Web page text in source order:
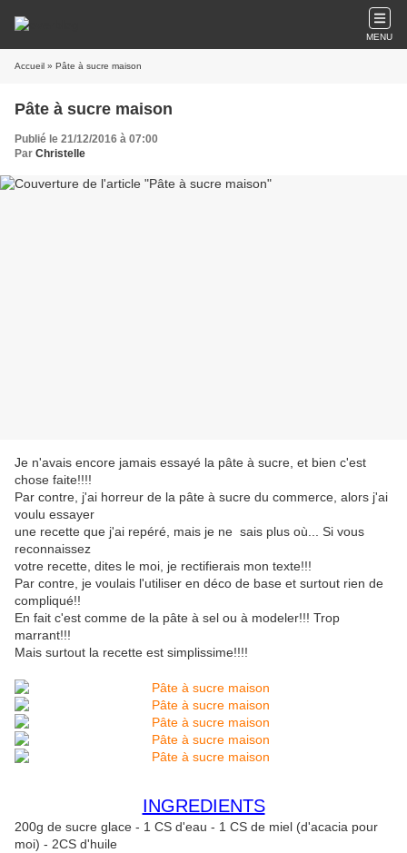
MENU
Accueil » Pâte à sucre maison
Pâte à sucre maison
Publié le 21/12/2016 à 07:00
Par Christelle
Je n'avais encore jamais essayé la pâte à sucre, et bien c'est
chose faite!!!!
Par contre, j'ai horreur de la pâte à sucre du commerce, alors j'ai
voulu essayer
une recette que j'ai repéré, mais je ne sais plus où... Si vous
reconnaissez
votre recette, dites le moi, je rectifierais mon texte!!!
Par contre, je voulais l'utiliser en déco de base et surtout rien de
compliqué!!
En fait c'est comme de la pâte à sel ou à modeler!!! Trop
marrant!!!
Mais surtout la recette est simplissime!!!!
INGREDIENTS
200g de sucre glace - 1 CS d'eau - 1 CS de miel (d'acacia pour
moi) - 2CS d'huile